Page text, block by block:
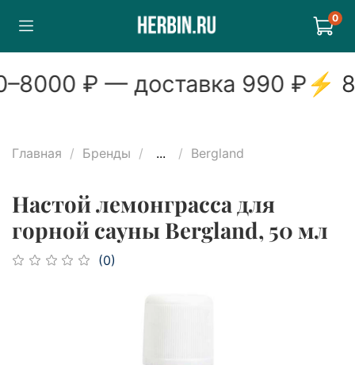
0
8000₽ — доставка990₽⚡
Главная Бренды ... Bergland
Настой лемонграсса для
горной сауны Bergland, 50 мл
(0)